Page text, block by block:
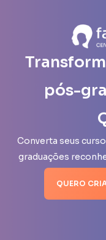
pós-
Converta seus
graduações
QUERO